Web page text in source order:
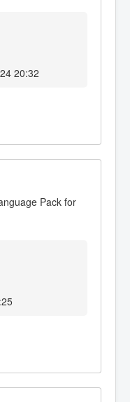
20:32
Pack for